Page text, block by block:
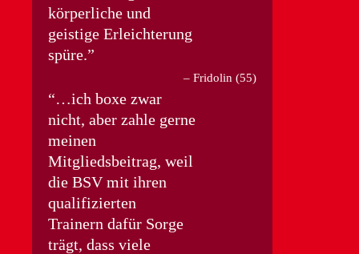
körperliche und
geistige Erleichterung
spüre.
Fridolin (55)
…ich boxe zwar
nicht, aber zahle gerne
meinen
Mitgliedsbeitrag, weil
die BSV mit ihren
qualifizierten
Trainern dafür Sorge
trägt, dass viele